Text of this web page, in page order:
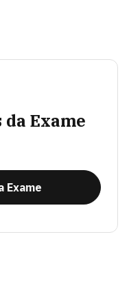
Exame
Exame